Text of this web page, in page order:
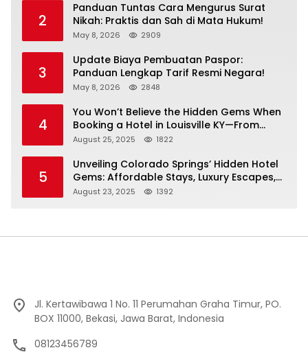
2
Panduan Tuntas Cara Mengurus Surat
Nikah: Praktis dan Sah di Mata Hukum!
May 8, 2026 2909
3
Update Biaya Pembuatan Paspor:
Panduan Lengkap Tarif Resmi Negara!
May 8, 2026 2848
4
You Won’t Believe the Hidden Gems When
Booking a Hotel in Louisville KY—From
Cheap to Luxe!
August 25, 2025 1822
5
Unveiling Colorado Springs’ Hidden Hotel
Gems: Affordable Stays, Luxury Escapes,
and Everything In Between!
August 23, 2025 1392
Jl. Kertawibawa 1 No. 11 Perumahan Graha Timur, PO.
BOX 11000, Bekasi, Jawa Barat, Indonesia
08123456789